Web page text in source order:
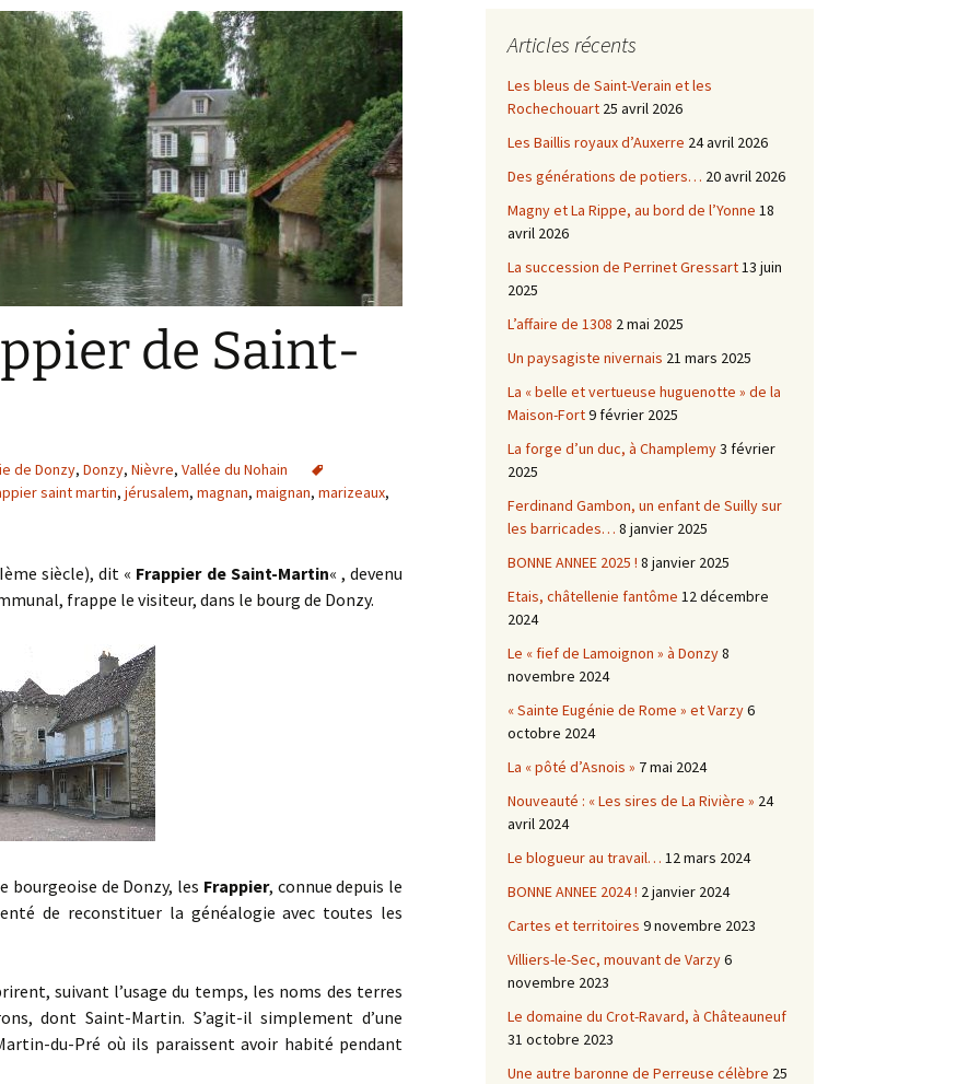
Baronnie de Saint-Verain
Comté d’Auxerre
Comté de Gien
Seigneurie de Courtenay
Comté de Sancerre
Châtellenie d’Etais
Châtellenies de Corvol et
Billy
Châtellenie de Chatel-
Bargis
Châtellenie de Saint-
Verain
Seigneuries voisines du
Donziais
de Saint-
de Donzy, Donzy, Nièvre, Vallée du Nohain
saint martin, jérusalem, magnan, maignan, marizeaux,
siècle), dit « Frappier de Saint-Martin« , devenu
frappe le visiteur, dans le bourg de Donzy.
de Donzy, les Frappier, connue depuis le
de reconstituer la généalogie avec toutes les
suivant l’usage du temps, les noms des terres
dont Saint-Martin. S’agit-il simplement d’une
du-Pré où ils paraissent avoir habité pendant
Articles récents
Les bleus de Saint-Verain et les
Rochechouart 25 avril 2026
Les Baillis royaux d’Auxerre 24 avril 2026
Des générations de potiers… 20 avril 2026
Magny et La Rippe, au bord de l’Yonne 18
avril 2026
La succession de Perrinet Gressart13 juin
2025
L’affaire de 1308 2 mai 2025
Un paysagiste nivernais 21 mars 2025
La « belle et vertueuse huguenotte » de la
Maison-Fort9 février 2025
La forge d’un duc, à Champlemy3 février
2025
Ferdinand Gambon, un enfant de Suilly sur
les barricades… 8 janvier 2025
BONNE ANNEE 2025 ! 8 janvier 2025
Etais, châtellenie fantôme 12 décembre
2024
Le « fief de Lamoignon » à Donzy8
novembre 2024
« Sainte Eugénie de Rome » et Varzy6
octobre 2024
La « pôté d’Asnois » 7 mai 2024
Nouveauté : « Les sires de La Rivière » 24
avril 2024
Le blogueur au travail… 12 mars 2024
BONNE ANNEE 2024 ! 2 janvier 2024
Cartes et territoires 9 novembre 2023
Villiers-le-Sec, mouvant de Varzy6
novembre 2023
Le domaine du Crot-Ravard, à Châteauneuf
31 octobre 2023
Une autre baronne de Perreuse célèbre 25